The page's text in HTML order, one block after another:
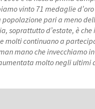
vinto 71 medaglie
popolazione pari a meno
soprattutto d’estate, è che
molti continuano a
mano che invecchiamo
molto negli ultimi